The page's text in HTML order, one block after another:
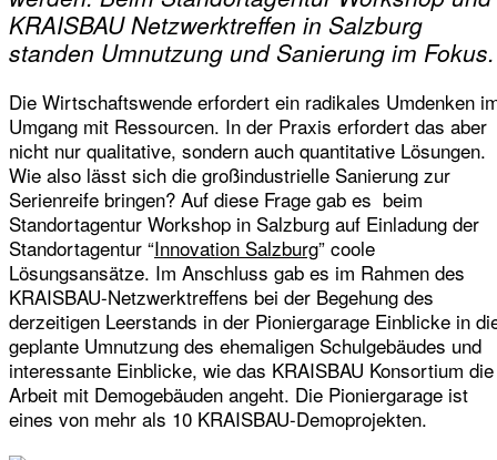
KRAISBAU Netzwerktreffen in Salzburg
standen Umnutzung und Sanierung im Fokus.
Die Wirtschaftswende erfordert ein radikales Umdenken
Umgang mit Ressourcen. In der Praxis erfordert das aber
nicht nur qualitative, sondern auch quantitative Lösungen.
Wie also lässt sich die großindustrielle Sanierung zur
Serienreife bringen? Auf diese Frage gab es beim
Standortagentur Workshop in Salzburg auf Einladung der
Standortagentur “Innovation Salzburg” coole
Lösungsansätze. Im Anschluss gab es im Rahmen des
KRAISBAU-Netzwerktreffens bei der Begehung des
derzeitigen Leerstands in der Pioniergarage Einblicke in
geplante Umnutzung des ehemaligen Schulgebäudes und
interessante Einblicke, wie das KRAISBAU Konsortium die
Arbeit mit Demogebäuden angeht. Die Pioniergarage ist
eines von mehr als 10 KRAISBAU-Demoprojekten.